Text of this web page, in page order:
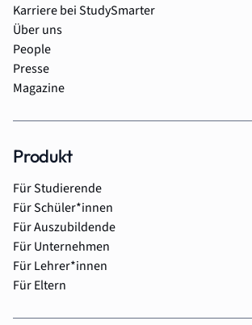
Karriere bei StudySmarter
Über uns
People
Presse
Magazine
Produkt
Für Studierende
Für Schüler*innen
Für Auszubildende
Für Unternehmen
Für Lehrer*innen
Für Eltern